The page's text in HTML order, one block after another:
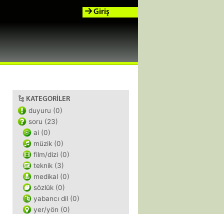
Giriş
KATEGORILER
duyuru (0)
soru (23)
ai (0)
müzik (0)
film/dizi (0)
teknik (3)
medikal (0)
sözlük (0)
yabancı dil (0)
yer/yön (0)